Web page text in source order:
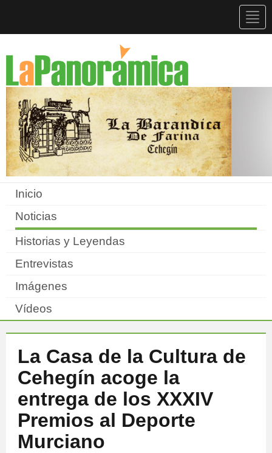
Inicio
Noticias
Historias y Leyendas
Entrevistas
Imágenes
Vídeos
La Casa de la Cultura de
Cehegín acoge la
entrega de los XXXIV
Premios al Deporte
Murciano